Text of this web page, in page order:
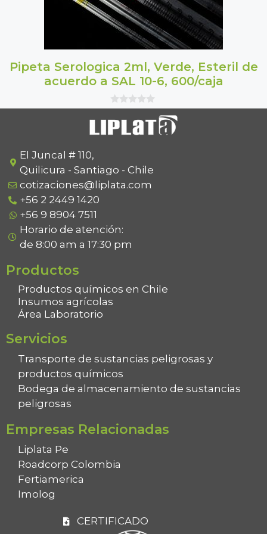
Pipeta Serologica 2ml, Verde, Esteril de
acuerdo a SAL 10-6, 600/caja
0
o
u
t
El Juncal # 110,
Quilicura - Santiago - Chile
cotizaciones@liplata.com
+56 2 2449 1420
+56 9 8904 7511
Horario de atención:
de 8:00 am a 17:30 pm
Productos
Productos químicos en Chile
Insumos agrícolas
Área Laboratorio
Servicios
Transporte de sustancias peligrosas y
productos químicos
Bodega de almacenamiento de sustancias
peligrosas
Empresas Relacionadas
Liplata Pe
Roadcorp Colombia
Fertiamerica
Imolog
CERTIFICADO